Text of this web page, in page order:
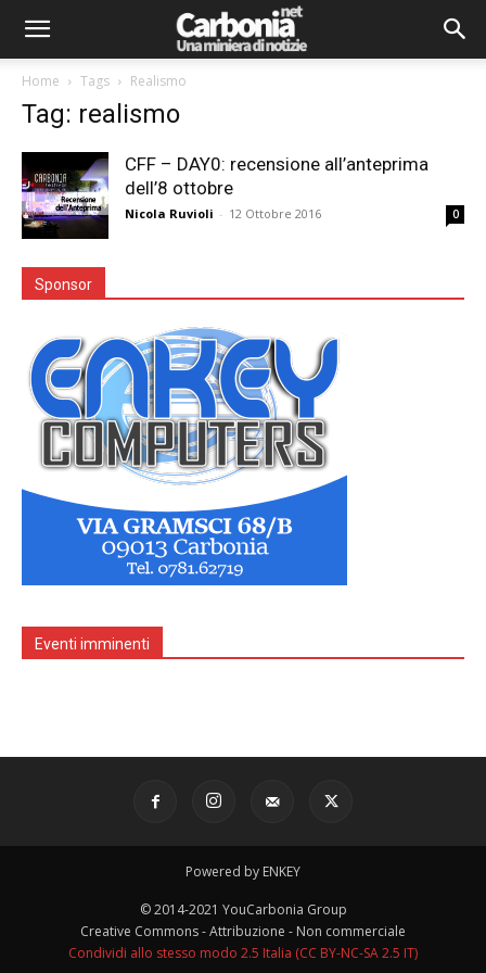
Home Tags Realismo
Tag: realismo
CFF – DAY0: recensione all’anteprima
dell’8 ottobre
Nicola Ruvioli - 12 Ottobre 2016 0
Sponsor
Eventi imminenti
Powered by ENKEY
© 2014-2021 YouCarbonia Group
Creative Commons - Attribuzione - Non commerciale
Condividi allo stesso modo 2.5 Italia (CC BY-NC-SA 2.5 IT)